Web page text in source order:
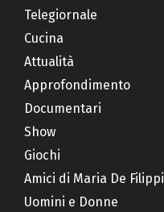
Telegiornale
Cucina
Attualità
Approfondimento
Documentari
Show
Giochi
Amici di Maria De Filippi
Uomini e Donne